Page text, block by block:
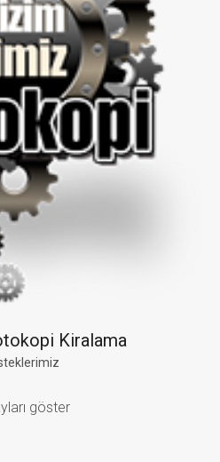
Kiralama
göster